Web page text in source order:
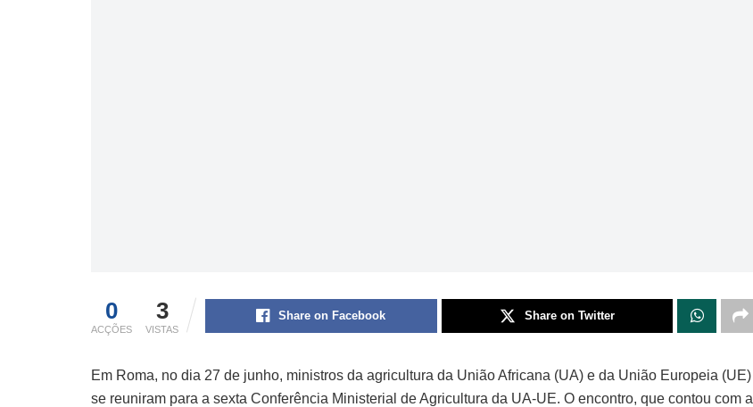
0
ACÇÕES
3
VISTAS
Share on Facebook Share on Twitter
Em Roma, no dia 27 de junho, ministros da agricultura da União Africana (UA) e da União Europeia (UE)
se reuniram para a sexta Conferência Ministerial de Agricultura da UA-UE. O encontro, que contou com a